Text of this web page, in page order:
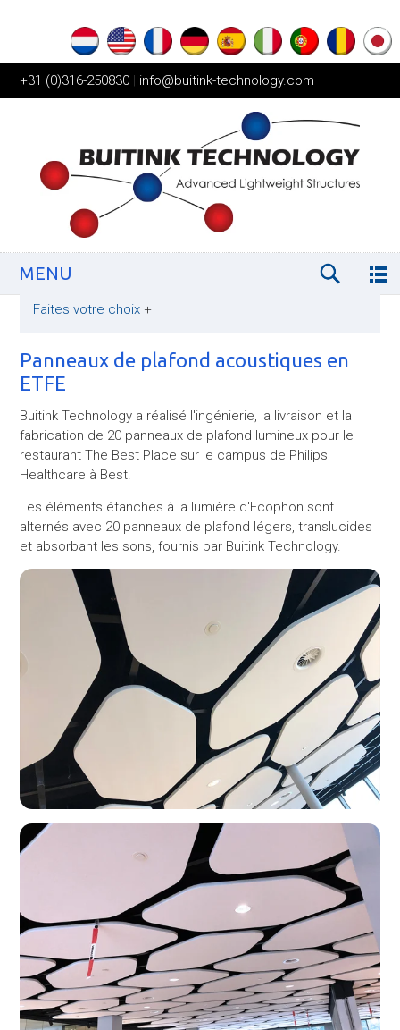
+31 (0)316-250830 | info@buitink-technology.com
MENU
Faites votre choix +
Panneaux de plafond acoustiques en
ETFE
Buitink Technology a réalisé l'ingénierie, la livraison et la
fabrication de 20 panneaux de plafond lumineux pour le
restaurant The Best Place sur le campus de Philips
Healthcare à Best.
Les éléments étanches à la lumière d'Ecophon sont
alternés avec 20 panneaux de plafond légers, translucides
et absorbant les sons, fournis par Buitink Technology.